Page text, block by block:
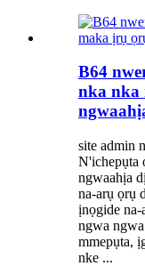
B64
nka nka
site admin
N'ichepụta
ngwaahịa
na-arụ ọrụ
ịnọgide
ngwa
mmepụta,
nke ...